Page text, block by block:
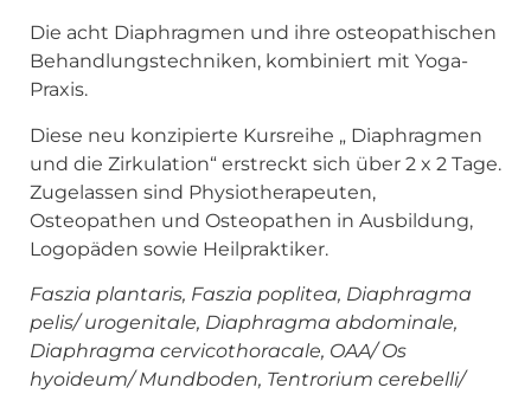
Die acht Diaphragmen und ihre osteopathischen
Behandlungstechniken, kombiniert mit Yoga-
Praxis.
Diese neu konzipierte Kursreihe „ Diaphragmen
und die Zirkulation“ erstreckt sich über 2 x 2 Tage.
Zugelassen sind Physiotherapeuten,
Osteopathen und Osteopathen in Ausbildung,
Logopäden sowie Heilpraktiker.
Faszia plantaris, Faszia poplitea, Diaphragma
pelis/ urogenitale, Diaphragma abdominale,
Diaphragma cervicothoracale, OAA/ Os
hyoideum/ Mundboden, Tentrorium cerebelli/